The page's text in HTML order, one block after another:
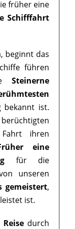
früher eine
Schifffahrt
beginnt das
führen
Steinerne
bekannt ist.
ihren
eine
für die
unseren
gemeistert,
ist.
durch